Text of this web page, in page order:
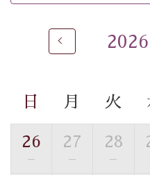
・チェックイン15時、チ
【お食事】
【温泉】
の効果が高い、極めて希
日 月 火
26
—
27
—
28
—